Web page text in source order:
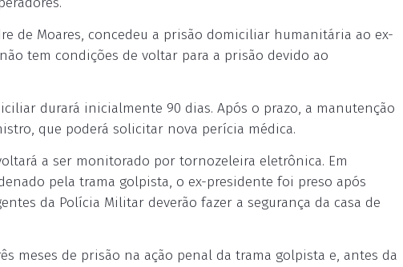
de Moares, concedeu a prisão domiciliar humanitária ao ex-
tem condições de voltar para a prisão devido ao
durará inicialmente 90 dias. Após o prazo, a manutenção
que poderá solicitar nova perícia médica.
a ser monitorado por tornozeleira eletrônica. Em
pela trama golpista, o ex-presidente foi preso após
da Polícia Militar deverão fazer a segurança da casa de
meses de prisão na ação penal da trama golpista e, antes da